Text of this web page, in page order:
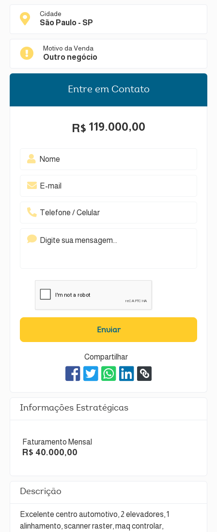
Cidade
São Paulo - SP
Motivo da Venda
Outro negócio
Entre em Contato
R$ 119.000,00
Enviar
Compartilhar
Informações Estratégicas
Faturamento Mensal
R$ 40.000,00
Descrição
Excelente centro automotivo, 2 elevadores, 1
alinhamento, scanner raster, maq controlar,